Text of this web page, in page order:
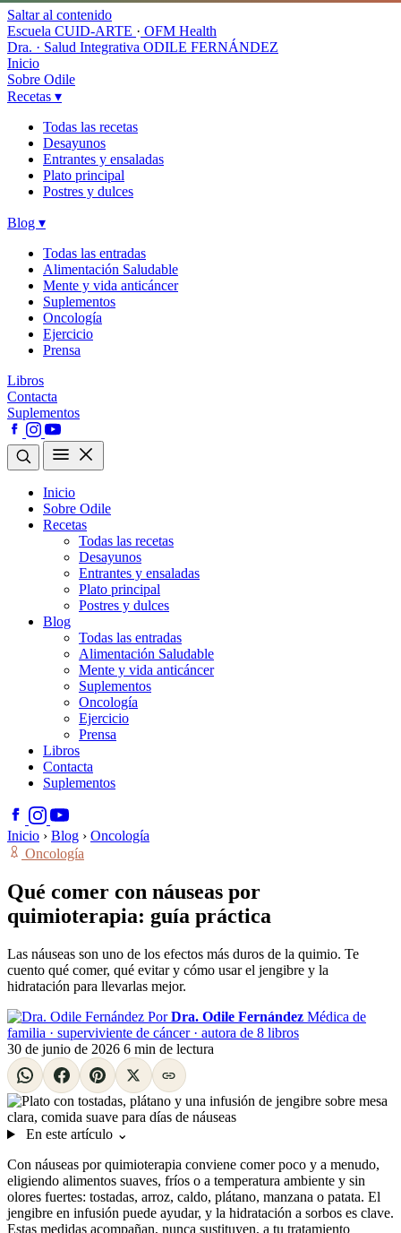
Saltar al contenido
Escuela CUID-ARTE · OFM Health
Dra. · Salud Integrativa ODILE FERNÁNDEZ
Inicio
Sobre Odile
Recetas ▾
Todas las recetas
Desayunos
Entrantes y ensaladas
Plato principal
Postres y dulces
Blog ▾
Todas las entradas
Alimentación Saludable
Mente y vida anticáncer
Suplementos
Oncología
Ejercicio
Prensa
Libros
Contacta
Suplementos
Inicio
Sobre Odile
Recetas
Todas las recetas
Desayunos
Entrantes y ensaladas
Plato principal
Postres y dulces
Blog
Todas las entradas
Alimentación Saludable
Mente y vida anticáncer
Suplementos
Oncología
Ejercicio
Prensa
Libros
Contacta
Suplementos
Inicio › Blog › Oncología
Oncología
Qué comer con náuseas por
quimioterapia: guía práctica
Las náuseas son uno de los efectos más duros de la quimio. Te
cuento qué comer, qué evitar y cómo usar el jengibre y la
hidratación para llevarlas mejor.
Por Dra. Odile Fernández Médica de
familia · superviviente de cáncer · autora de 8 libros
30 de junio de 2026 6 min de lectura
En este artículo ⌄
Con náuseas por quimioterapia conviene comer poco y a menudo,
eligiendo alimentos suaves, fríos o a temperatura ambiente y sin
olores fuertes: tostadas, arroz, caldo, plátano, manzana o patata. El
jengibre en infusión puede ayudar, y la hidratación a sorbos es clave.
Estas medidas acompañan, nunca sustituyen, a tu tratamiento